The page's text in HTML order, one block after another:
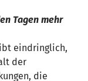
Tagen mehr
eindringlich,
der
die